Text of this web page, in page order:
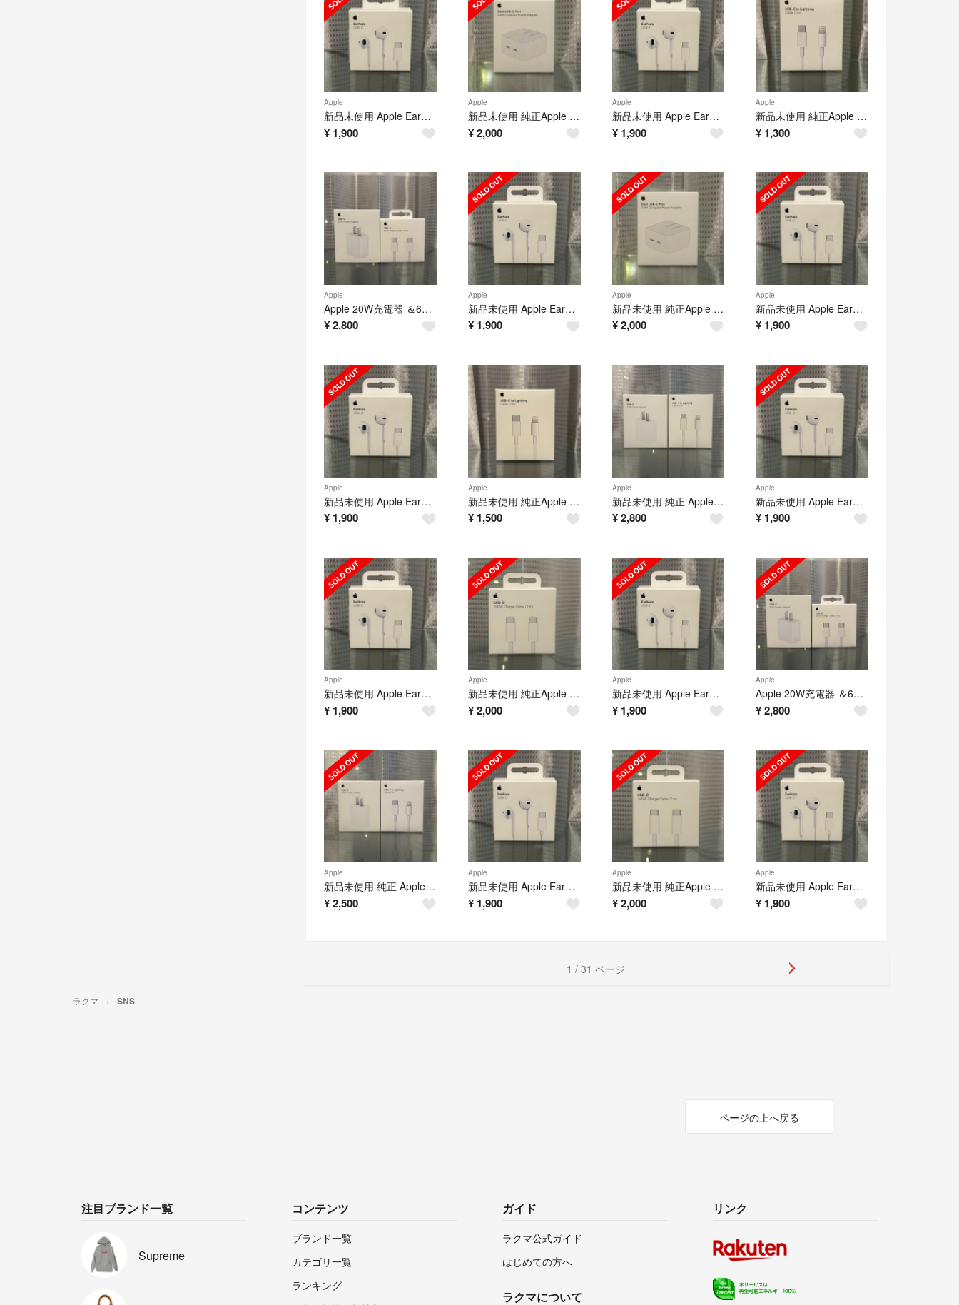
Apple
新品未使用 Apple EarPods 純正品 タイプc 有線イヤホン アップル
¥ 1,900
Apple
新品未使用 純正Apple USB-Cポート搭載 35Wデュアル電源アダプタ
¥2,000
Apple
新品未使用 Apple EarPods 純正品 タイプc 有線イヤホン アップル
¥ 1,900
Apple
新品未使用 純正Apple USB-C ライトニングケーブル1 m アップル
¥ 1,300
Apple
Apple 20W充電器 ＆60W c to c 充電ケーブル1m 編み込み式
¥2,800
Apple
新品未使用 Apple EarPods 純正品 タイプc 有線イヤホン アップル
¥ 1,900
Apple
新品未使用 純正Apple USB-Cポート搭載 35Wデュアル電源アダプタ
¥ 2,000
Apple
新品未使用 Apple EarPods 純正品 タイプc 有線イヤホン アップル
¥ 1,900
Apple
新品未使用 Apple EarPods 純正品 タイプc 有線イヤホン アップル
¥ 1,900
Apple
新品未使用 純正Apple USB-C ライトニング 充電ケーブル2m アップル
¥ 1,500
Apple
新品未使用 純正 Apple 20W充電器 ＆USB-Cケーブル 2M セット
¥ 2,800
Apple
新品未使用 Apple EarPods 純正品 タイプc 有線イヤホン アップル
¥ 1,900
Apple
新品未使用 Apple EarPods 純正品 タイプc 有線イヤホン アップル
¥ 1,900
Apple
新品未使用 純正Apple 240W C to C 充電ケーブル2m 編み込み式
¥2,000
Apple
新品未使用 Apple EarPods 純正品 タイプc 有線イヤホン アップル
¥ 1,900
Apple
Apple 20W充電器 ＆60W c to c 充電ケーブル1m 編み込み式
¥2,800
Apple
新品未使用 純正 Apple 20W充電器 ＆USB-Cケーブル 1M セット
¥2,500
Apple
新品未使用 Apple EarPods 純正品 タイプc 有線イヤホン アップル
¥ 1,900
Apple
新品未使用 純正Apple 240W C to C 充電ケーブル2m 編み込み式
¥ 2,000
Apple
新品未使用 Apple EarPods 純正品 タイプc 有線イヤホン アップル
¥ 1,900
1 / 31 ページ
ラクマ SNS
ページの上へ戻る
注目ブランド一覧
Supreme
コンテンツ
ブランド一覧
カテゴリ一覧
ランキング
ガイド
ラクマ公式ガイド
はじめての方へ
ラクマについて
リンク